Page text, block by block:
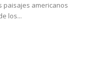
paisajes americanos
los...